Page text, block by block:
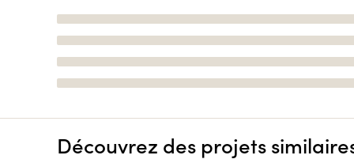
Découvrez des projets